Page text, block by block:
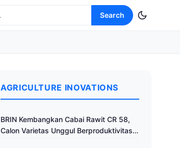
Search
AGRICULTURE INOVATIONS
BRIN Kembangkan Cabai Rawit CR 58,
Calon Varietas Unggul Berproduktivitas